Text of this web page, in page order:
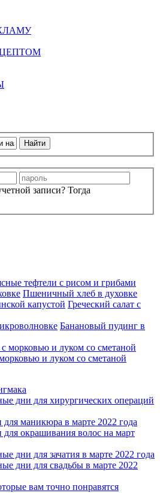
записи? Тогда
тефтели с рисом и грибами
Пшеничный хлеб в духовке
Греческий салат с
Банановый пудинг в
и луком со сметаной
дни для хирургических операций
маникюра в марте 2022 года
окрашивания волос на март
дни для зачатия в марте 2022 года
дни для свадьбы в марте 2022
вам точно понравятся